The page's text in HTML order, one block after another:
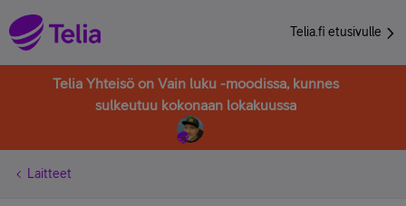
Telia.fi etusivulle
Telia Yhteisö on Vain luku -moodissa, kunnes
sulkeutuu kokonaan lokakuussa
Laitteet